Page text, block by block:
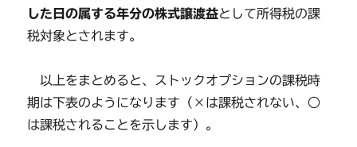
した日の属する年分の株式譲渡益として所得税の課
税対象とされます。
以上をまとめると、ストックオプションの課税時
期は下表のようになります（×は課税されない、○
は課税されることを示します）。